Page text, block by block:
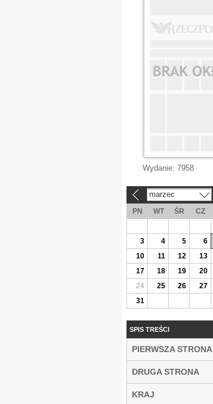
Wydanie: 7958
marzec
PN WT ŚR CZ
3
4 5 6
10
11 12 13
17
18 19 20
24
25 26 27
31
SPIS TREŚCI
PIERWSZA STRONA
DRUGA STRONA
KRAJ